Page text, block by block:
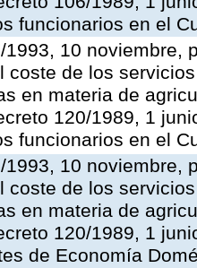
funcionarios en el
1993, 10 noviembre,
coste de los
en materia de
120/1989, 1
funcionarios en el
1993, 10 noviembre,
coste de los
en materia de
120/1989, 1
de Economía